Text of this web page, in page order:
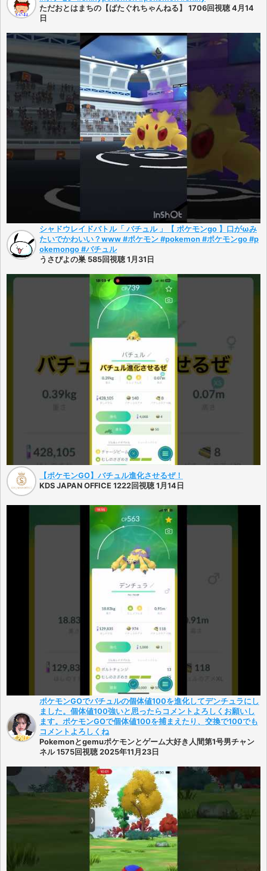
ただおとはまちの【ばたぐれちゃんねる】 1706回視聴 4月14
日
シャドウレイドバトル「 バチュル 」【 ポケモンgo 】口がωみ
たいでかわいい？www #ポケモン #pokemon #ポケモンgo #p
okemongo #バチュル
うさぴよの巣 585回視聴 1月31日
【ポケモンGO】バチュル進化させるぜ！
KDS JAPAN OFFICE 1222回視聴 1月14日
ポケモンGOでバチュルの個体値100を進化してデンチュラにし
ました。個体値100強いと思ったらコメントよろしくお願いし
ます。ポケモンGOで個体値100を捕まえたり、交換で100でも
コメントよろしくね
Pokemonとgemuポケモンとゲーム大好き人間第1号男チャン
ネル 1575回視聴 2025年11月23日